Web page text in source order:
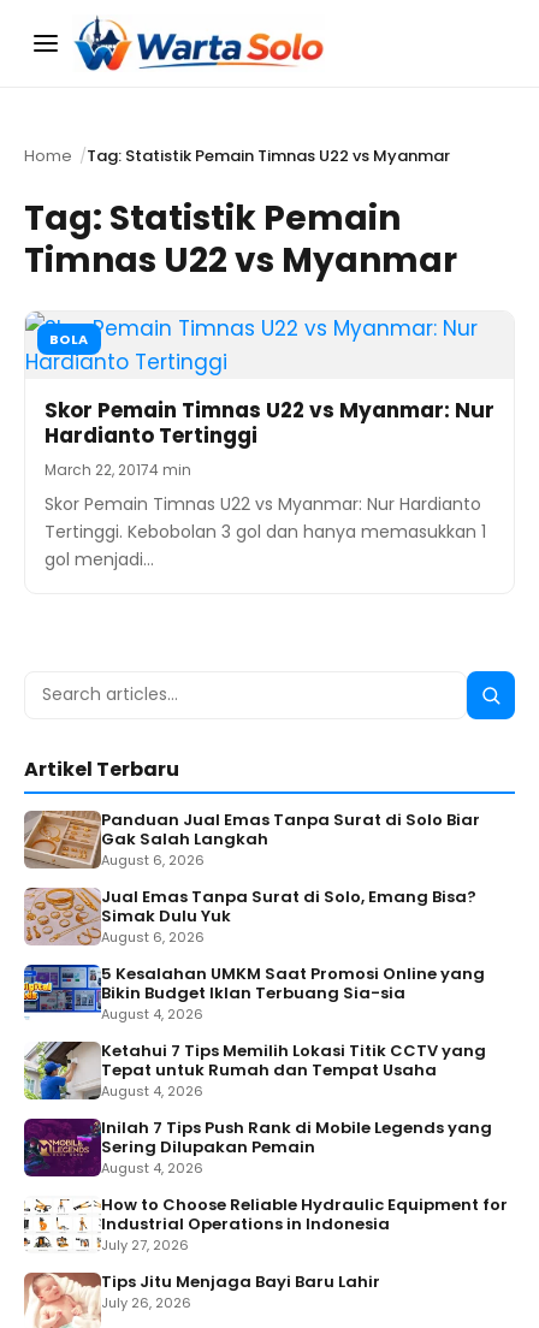
Menu
Home Tag: Statistik Pemain Timnas U22 vs Myanmar
Tag: Statistik Pemain
Timnas U22 vs Myanmar
BOLA
Skor Pemain Timnas U22 vs Myanmar: Nur
Hardianto Tertinggi
March 22, 20174 min
Skor Pemain Timnas U22 vs Myanmar: Nur Hardianto
Tertinggi. Kebobolan 3 gol dan hanya memasukkan 1
gol menjadi…
Search
Search
Artikel Terbaru
Panduan Jual Emas Tanpa Surat di Solo Biar
Gak Salah Langkah
August 6, 2026
Jual Emas Tanpa Surat di Solo, Emang Bisa?
Simak Dulu Yuk
August 6, 2026
5 Kesalahan UMKM Saat Promosi Online yang
Bikin Budget Iklan Terbuang Sia-sia
August 4, 2026
Ketahui 7 Tips Memilih Lokasi Titik CCTV yang
Tepat untuk Rumah dan Tempat Usaha
August 4, 2026
Inilah 7 Tips Push Rank di Mobile Legends yang
Sering Dilupakan Pemain
August 4, 2026
How to Choose Reliable Hydraulic Equipment for
Industrial Operations in Indonesia
July 27, 2026
Tips Jitu Menjaga Bayi Baru Lahir
July 26, 2026